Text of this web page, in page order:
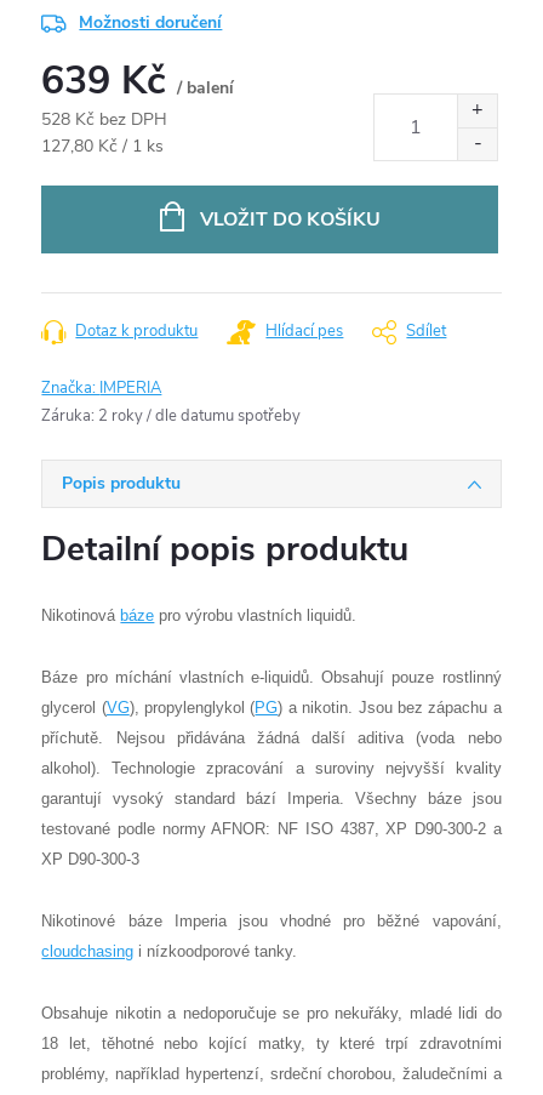
Možnosti doručení
639 Kč/ balení
528 Kč bez DPH
Měrná
127,80 Kč / 1 ks
VLOŽIT DO KOŠÍKU
Dotaz k produktu Hlídací pes Sdílet
Značka: IMPERIA
Záruka: 2 roky / dle datumu spotřeby
Popis produktu
Detailní popis produktu
Nikotinová báze pro výrobu vlastních liquidů.
Báze pro míchání vlastních e-liquidů. Obsahují pouze rostlinný
glycerol (VG), propylenglykol (PG) a nikotin. Jsou bez zápachu a
příchutě. Nejsou přidávána žádná další aditiva (voda nebo
alkohol). Technologie zpracování a suroviny nejvyšší kvality
garantují vysoký standard bází Imperia. Všechny báze jsou
testované podle normy AFNOR: NF ISO 4387, XP D90-300-2 a
XP D90-300-3
Nikotinové báze Imperia jsou vhodné pro běžné vapování,
cloudchasing i nízkoodporové tanky.
Obsahuje nikotin a nedoporučuje se pro nekuřáky, mladé lidi do
18 let, těhotné nebo kojící matky, ty které trpí zdravotními
problémy, například hypertenzí, srdeční chorobou, žaludečními a